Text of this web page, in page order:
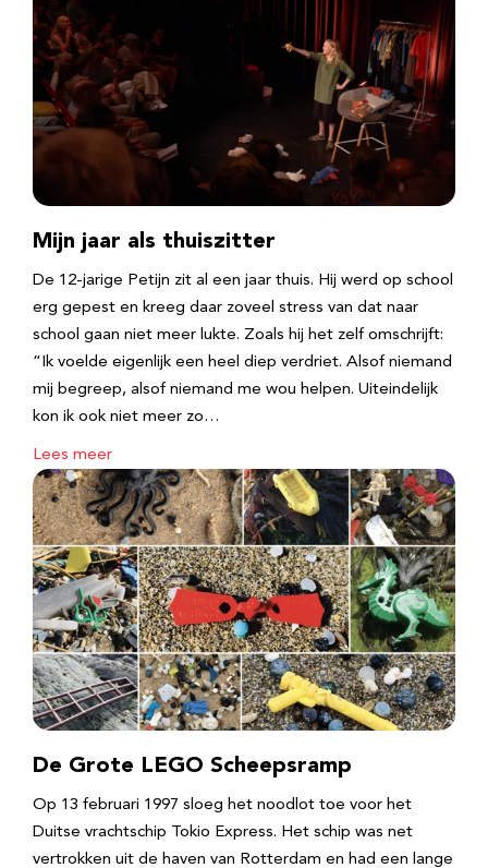
Mijn jaar als thuiszitter
De 12-jarige Petijn zit al een jaar thuis. Hij werd op school
erg gepest en kreeg daar zoveel stress van dat naar
school gaan niet meer lukte. Zoals hij het zelf omschrijft:
“Ik voelde eigenlijk een heel diep verdriet. Alsof niemand
mij begreep, alsof niemand me wou helpen. Uiteindelijk
kon ik ook niet meer zo…
Lees meer
De Grote LEGO Scheepsramp
Op 13 februari 1997 sloeg het noodlot toe voor het
Duitse vrachtschip Tokio Express. Het schip was net
vertrokken uit de haven van Rotterdam en had een lange